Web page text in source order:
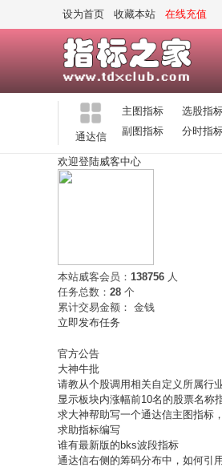
设为首页 收藏本站 在线充值
通达信
主图指标 选股指
副图指标
分时指
欢迎登陆威客中心
本站威客会员： 138756 人
任务总数： 28 个
累计交易金额： 金钱
立即发布任务
官方公告
大神牛批
请教从个股调用相关自定义所属行
显示板块内涨幅前10名的股票名称
求大神帮助写一个通达信主图指标
求助指标编写
谁有最新版的bks波段指标
通达信右侧的筹码分布中，如何引